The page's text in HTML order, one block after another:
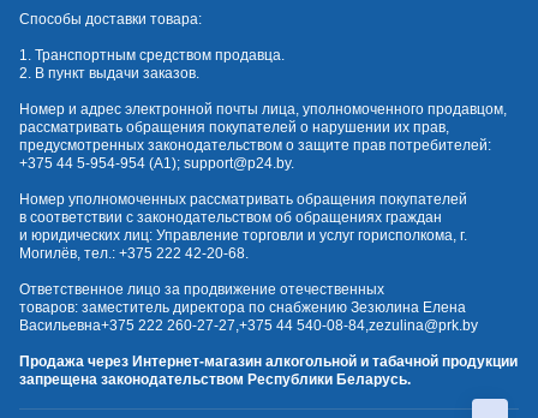
Способы доставки товара:
1. Транспортным средством продавца.
2. В пункт выдачи заказов.
Номер и адрес электронной почты лица, уполномоченного продавцом,
рассматривать обращения покупателей о нарушении их прав,
предусмотренных законодательством о защите прав потребителей:
+375 44 5-954-954 (А1); support@p24.by.
Номер уполномоченных рассматривать обращения покупателей
в соответствии с законодательством об обращениях граждан
и юридических лиц: Управление торговли и услуг горисполкома, г.
Могилёв, тел.: +375 222 42-20-68.
Ответственное лицо за продвижение отечественных
товаров: заместитель директора по снабжению Зезюлина Елена
Васильевна+375 222 260-27-27,+375 44 540-08-84,zezulina@prk.by
Продажа через Интернет-магазин алкогольной и табачной продукции
запрещена законодательством Республики Беларусь.